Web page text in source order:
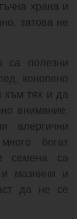
храна и
затова не
са полезни
конопено
към тях и да
внимание,
алергични
богат
семена са
и мазнини и
да не се